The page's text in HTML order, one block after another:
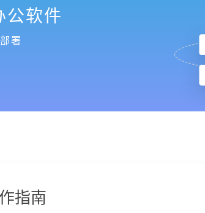
公软件
署
指南